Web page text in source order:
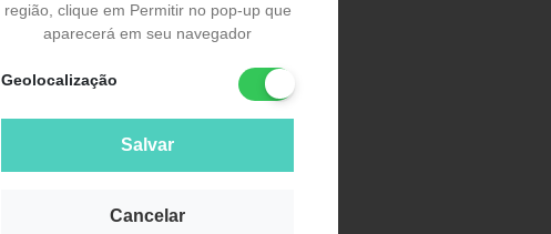
região, clique em Permitir no pop-up que
aparecerá em seu navegador
Geolocalização
Salvar
Cancelar